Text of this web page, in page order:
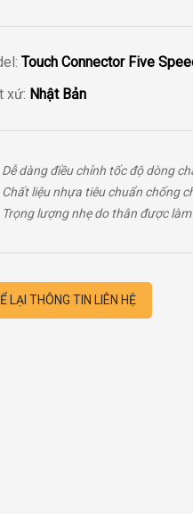
Touch Connector Five
xứ: Nhật Bản
Dễ dàng điều chỉnh tốc độ dòng
Chất liệu nhựa tiêu chuẩn chống
Trọng lượng nhẹ do thân được
LẠI THÔNG TIN LIÊN HỆ